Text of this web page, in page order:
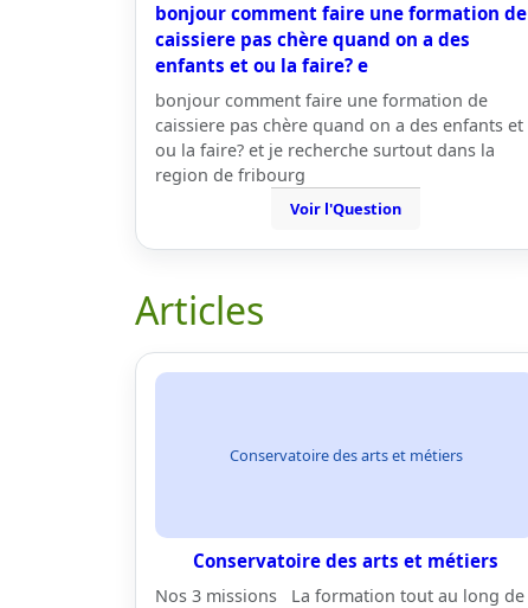
bonjour comment faire une formation de
caissiere pas chère quand on a des
enfants et ou la faire? e
bonjour comment faire une formation de
caissiere pas chère quand on a des enfants et
ou la faire? et je recherche surtout dans la
region de fribourg
Voir l'Question
Articles
Conservatoire des arts et métiers
Conservatoire des arts et métiers
Nos 3 missions La formation tout au long de